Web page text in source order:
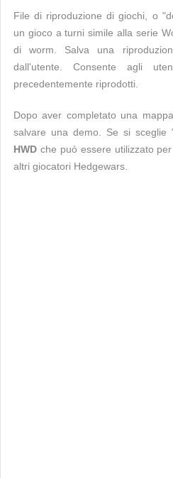
File di riproduzione di giochi, o
un gioco a turni simile alla serie
di worm. Salva una
dall'utente. Consente agli
precedentemente riprodotti.
Dopo aver completato una
salvare una demo. Se si sceglie
HWD che può essere utilizzato
altri giocatori Hedgewars.